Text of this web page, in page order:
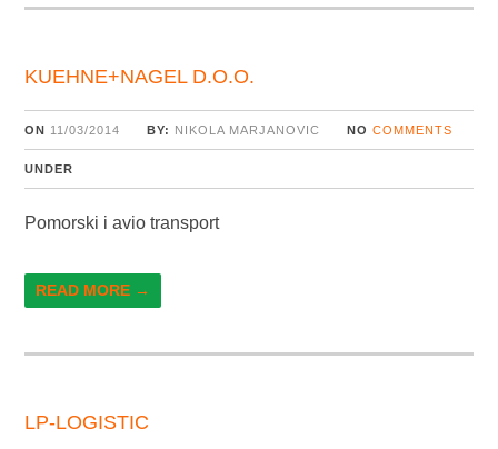
KUEHNE+NAGEL D.O.O.
ON 11/03/2014 BY: NIKOLA MARJANOVIC NO COMMENTS
UNDER
Pomorski i avio transport
READ MORE →
LP-LOGISTIC